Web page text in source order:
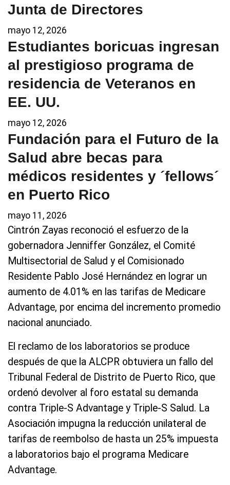
Junta de Directores
mayo 12, 2026
Estudiantes boricuas ingresan
al prestigioso programa de
residencia de Veteranos en
EE. UU.
mayo 12, 2026
Fundación para el Futuro de la
Salud abre becas para
médicos residentes y ´fellows´
en Puerto Rico
mayo 11, 2026
Cintrón Zayas reconoció el esfuerzo de la
gobernadora Jenniffer González, el Comité
Multisectorial de Salud y el Comisionado
Residente Pablo José Hernández en lograr un
aumento de 4.01% en las tarifas de Medicare
Advantage, por encima del incremento promedio
nacional anunciado.
El reclamo de los laboratorios se produce
después de que la ALCPR obtuviera un fallo del
Tribunal Federal de Distrito de Puerto Rico, que
ordenó devolver al foro estatal su demanda
contra Triple-S Advantage y Triple-S Salud. La
Asociación impugna la reducción unilateral de
tarifas de reembolso de hasta un 25% impuesta
a laboratorios bajo el programa Medicare
Advantage.